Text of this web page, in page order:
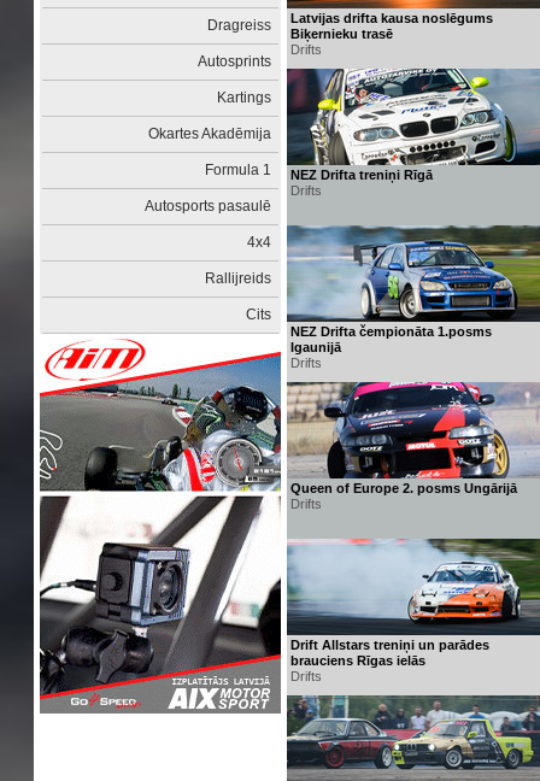
Dragreiss
Autosprints
Kartings
Okartes Akadēmija
Formula 1
Autosports pasaulē
4x4
Rallijreids
Cits
Latvijas drifta kausa noslēgums
Biķernieku trasē
Drifts
NEZ Drifta treniņi Rīgā
Drifts
NEZ Drifta čempionāta 1.posms
Igaunijā
Drifts
Queen of Europe 2. posms Ungārijā
Drifts
Drift Allstars treniņi un parādes
brauciens Rīgas ielās
Drifts